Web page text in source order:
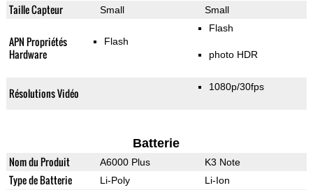
Taille Capteur Small Small
APN Propriétés
Hardware
Flash
Flash
photo HDR
Résolutions Vidéo 1080p/30fps
Batterie
Nom du Produit A6000 Plus K3 Note
Type de Batterie Li-Poly Li-Ion